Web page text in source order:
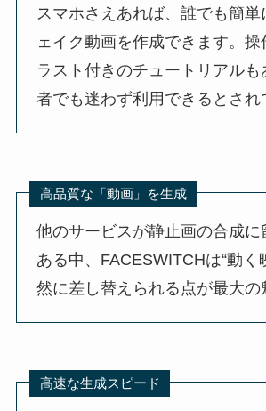
スマホさえあれば、誰でも簡単
ェイク動画を作成できます。操
ラスト付きのチュートリアル
者でも迷わず利用できるとされ
高品質な「動画」を生成
他のサービスが静止画の合成に
ある中、FACESWITCHは“動く
然に差し替えられる点が最大の
高速な生成スピード